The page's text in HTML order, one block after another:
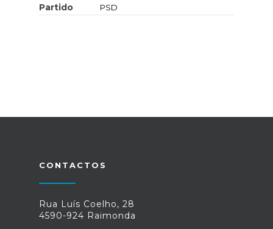
Partido PSD
CONTACTOS
Rua Luís Coelho, 28
4590-924 Raimonda